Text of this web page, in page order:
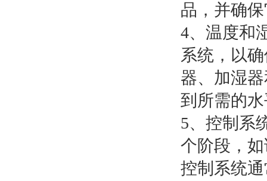
品，并确
4、温度和
系统，以
器、加湿
到所需的
5、控制系
个阶段，
控制系统